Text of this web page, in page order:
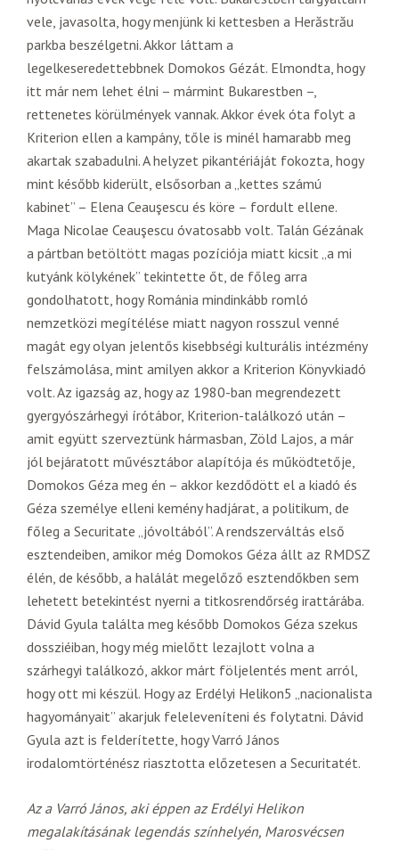
vele, javasolta, hogy menjünk ki kettesben a Herăstrău
parkba beszélgetni. Akkor láttam a
legelkeseredettebbnek Domokos Gézát. Elmondta, hogy
itt már nem lehet élni – mármint Bukarestben –,
rettenetes körülmények vannak. Akkor évek óta folyt a
Kriterion ellen a kampány, tőle is minél hamarabb meg
akartak szabadulni. A helyzet pikantériáját fokozta, hogy
mint később kiderült, elsősorban a „kettes számú
kabinet” – Elena Ceauşescu és köre – fordult ellene.
Maga Nicolae Ceauşescu óvatosabb volt. Talán Gézának
a pártban betöltött magas pozíciója miatt kicsit „a mi
kutyánk kölykének” tekintette őt, de főleg arra
gondolhatott, hogy Románia mindinkább romló
nemzetközi megítélése miatt nagyon rosszul venné
magát egy olyan jelentős kisebbségi kulturális intézmény
felszámolása, mint amilyen akkor a Kriterion Könyvkiadó
volt. Az igazság az, hogy az 1980-ban megrendezett
gyergyószárhegyi írótábor, Kriterion-találkozó után –
amit együtt szerveztünk hármasban, Zöld Lajos, a már
jól bejáratott művésztábor alapítója és működtetője,
Domokos Géza meg én – akkor kezdődött el a kiadó és
Géza személye elleni kemény hadjárat, a politikum, de
főleg a Securitate „jóvoltából”. A rendszerváltás első
esztendeiben, amikor még Domokos Géza állt az RMDSZ
élén, de később, a halálát megelőző esztendőkben sem
lehetett betekintést nyerni a titkosrendőrség irattárába.
Dávid Gyula találta meg később Domokos Géza szekus
dossziéiban, hogy még mielőtt lezajlott volna a
szárhegyi találkozó, akkor márt följelentés ment arról,
hogy ott mi készül. Hogy az Erdélyi Helikon5 „nacionalista
hagyományait” akarjuk feleleveníteni és folytatni. Dávid
Gyula azt is felderítette, hogy Varró János
irodalomtörténész riasztotta előzetesen a Securitatét.
Az a Varró János, aki éppen az Erdélyi Helikon
megalakításának legendás színhelyén, Marosvécsen